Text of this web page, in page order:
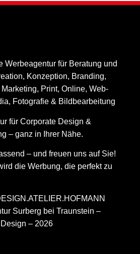
Werbeagentur für Beratung und
Konzeption, Branding,
Print, Online, Web­
Fotografie & Bildbear­bei­tung
für Corporate Design &
– ganz in Ihrer Nähe.
– und freuen uns auf Sie!
die Werbung, die perfekt zu
Surberg bei Traunstein –
– 2026